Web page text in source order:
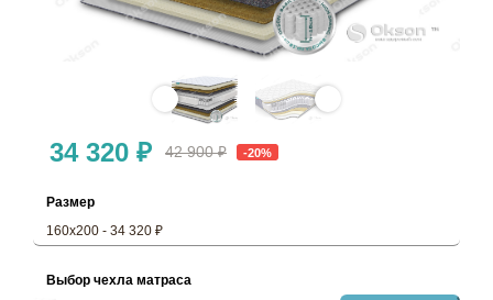
Размер
160х200 - 34 320 ₽
34 320 ₽ 42 900 ₽ -20%
Выбор чехла матраса